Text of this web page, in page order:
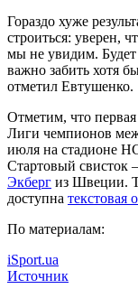
Гораздо хуже
строиться: уверен,
мы не увидим. Будет
важно забить хотя
отметил Евтушенко.
Отметим, что первая
Лиги чемпионов
июля на стадионе
Стартовый свисток
Экберг из Швеции.
доступна текстовая
По материалам:
iSport.ua
Источник